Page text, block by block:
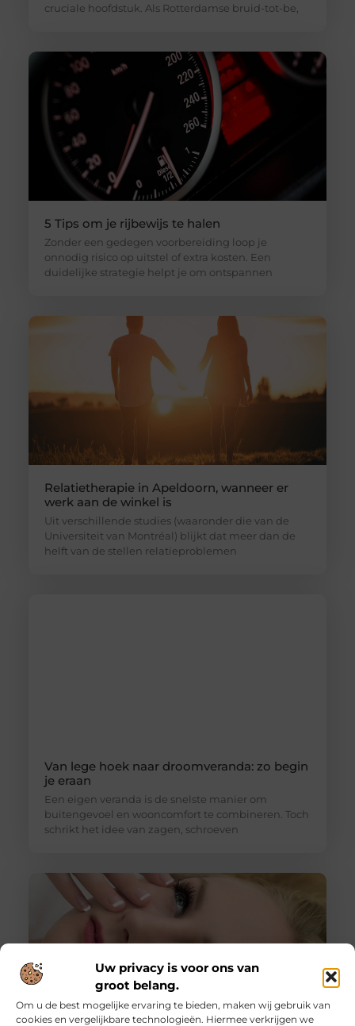
Uw privacy is voor ons van
groot belang.
Om u de best mogelijke ervaring te bieden, maken wij gebruik van
cookies en vergelijkbare technologieën. Hiermee verkrijgen we
cruciale hoofdstuk. Als Rotterdamse bruid-tot-be,
5 Tips om je rijbewijs te halen
Zonder een gedegen voorbereiding loop je
onnodig risico op uitstel of extra kosten. Een
duidelijke strategie helpt je om ontspannen
Relatietherapie in Apeldoorn, wanneer er
werk aan de winkel is
Uit verschillende studies (waaronder die van de
Universiteit van Montréal) blijkt dat meer dan de
helft van de stellen relatieproblemen
Van lege hoek naar droomveranda: zo begin
je eraan
Een eigen veranda is de snelste manier om
buitengevoel en wooncomfort te combineren. Toch
schrikt het idee van zagen, schroeven